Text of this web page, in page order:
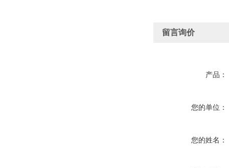
留言询价
产品：
您的单位：
您的姓名：